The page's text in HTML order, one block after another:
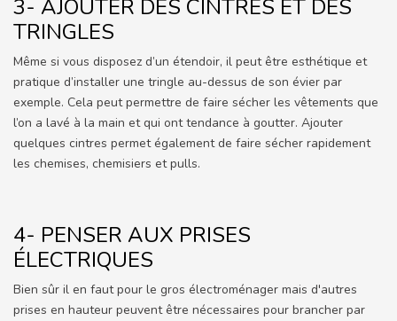
3- AJOUTER DES CINTRES ET DES
TRINGLES
Même si vous disposez d’un étendoir, il peut être esthétique et
pratique d’installer une tringle au-dessus de son évier par
exemple. Cela peut permettre de faire sécher les vêtements que
l’on a lavé à la main et qui ont tendance à goutter. Ajouter
quelques cintres permet également de faire sécher rapidement
les chemises, chemisiers et pulls.
4- PENSER AUX PRISES
ÉLECTRIQUES
Bien sûr il en faut pour le gros électroménager mais d'autres
prises en hauteur peuvent être nécessaires pour brancher par